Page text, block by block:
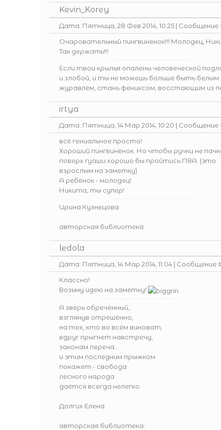
Kevin_Korey
Дата: Пятница, 28 Фев 2014, 10:25 |
Очаровательный пингвинёнок!!! Молодец,
Так держать!!!
Если твои крылья опалены человеческой
и злобой, и ты не можешь больше быть белым
журавлём, стань фениксом, восстающим из
irtya
Дата: Пятница, 14 Мар 2014, 10:20 |
всё гениальное просто!
Хороший пингвинёнок. Но чтобы ручки не
поверх гуаши хорошо бы пройтись ПВА. (это
взрослым на заметку)
А ребёнок - молодец!
Никита, ты супер!
Ирина Кузнецова
авторская библиотека
ledola
Дата: Пятница, 14 Мар 2014, 11:04 | Сообщение
Классно!
Возьму идею на заметку!
А зверь обречённый,
взглянув отрешённо,
на тех, кто во всём виноват,
вдруг прыгнет навстречу,
законам переча...
и этим последним прыжком
покажет - свобода
лесного народа
даётся всегда нелегко.
Долгих Елена
авторская библиотека: